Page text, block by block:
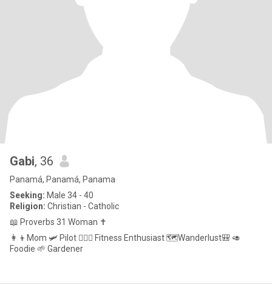
Gabi, 36
Panamá, Panamá, Panama
Seeking: Male 34 - 40
Religion: Christian - Catholic
📖 Proverbs 31 Woman ✝️
👩‍👦Mom 🛩 Pilot 🏋🏼‍♀️ Fitness Enthusiast 🗺Wanderlust🎒 🥑
Foodie 🌱 Gardener